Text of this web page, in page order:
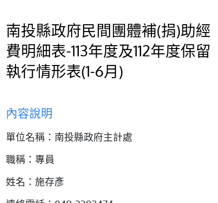
南投縣政府民間團體補(捐)助經
費明細表-113年度及112年度保留
執行情形表(1-6月)
內容說明
單位名稱：南投縣政府主計處
職稱：專員
姓名：施存彥